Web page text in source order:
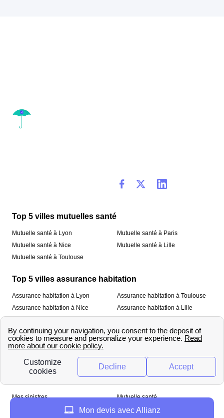
Top 5 villes mutuelles santé
Mutuelle santé à Lyon
Mutuelle santé à Nice
Mutuelle santé à Toulouse
Mutuelle santé à Paris
Mutuelle santé à Lille
Top 5 villes assurance habitation
Assurance habitation à Lyon
Assurance habitation à Nice
Assurance habitation à Toulouse
Assurance habitation à Lille
À propos
Qui sommes-nous ? Mentions légales
Mes sinistres
Assurance habitation
Mutuelle santé
Mon devis avec Allianz